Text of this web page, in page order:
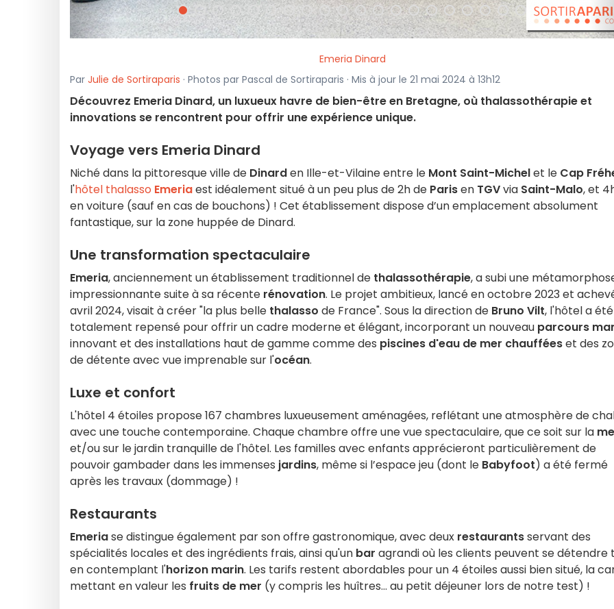
Emeria Dinard
Par Julie de Sortiraparis · Photos par Pascal de Sortiraparis · Mis à jour le 21 mai 2024 à 13h12
Découvrez Emeria Dinard, un luxueux havre de bien-être en Bretagne, où thalassothérapie et
innovations se rencontrent pour offrir une expérience unique.
Voyage vers Emeria Dinard
Niché dans la pittoresque ville de Dinarden Ille-et-Vilaine entre le Mont Saint-Michelet le Cap
l'hôtel thalasso Emeriaest idéalement situé à un peu plus de 2h de Parisen TGVvia Saint-Malo, et
en voiture (sauf en cas de bouchons) ! Cet établissement dispose d’un emplacement absolument
fantastique, sur la zone huppée de Dinard.
Une transformation spectaculaire
Emeria, anciennement un établissement traditionnel de thalassothérapie, a subi une
impressionnante suite à sa récente rénovation. Le projet ambitieux, lancé en octobre 2023 et
avril 2024, visait à créer "la plus belle thalasso de France". Sous la direction de Bruno Vilt, l'hôtel a été
totalement repensé pour offrir un cadre moderne et élégant, incorporant un nouveau parcours
innovant et des installations haut de gamme comme des piscines d'eau de mer chaufféeset des
de détente avec vue imprenable sur l'océan.
Luxe et confort
L'hôtel 4 étoiles propose 167 chambres luxueusement aménagées, reflétant une atmosphère de
avec une touche contemporaine. Chaque chambre offre une vue spectaculaire, que ce soit sur la
et/ou sur le jardin tranquille de l'hôtel. Les familles avec enfants apprécieront particulièrement de
pouvoir gambader dans les immenses jardins, même si l’espace jeu (dont le Babyfoot) a été fermé
après les travaux (dommage) !
Restaurants
Emeriase distingue également par son offre gastronomique, avec deux restaurantsservant des
spécialités locales et des ingrédients frais, ainsi qu'un bar agrandi où les clients peuvent se détendre
en contemplant l'horizon marin. Les tarifs restent abordables pour un 4 étoiles aussi bien situé, la
mettant en valeur les fruits de mer (y compris les huîtres… au petit déjeuner lors de notre test) !